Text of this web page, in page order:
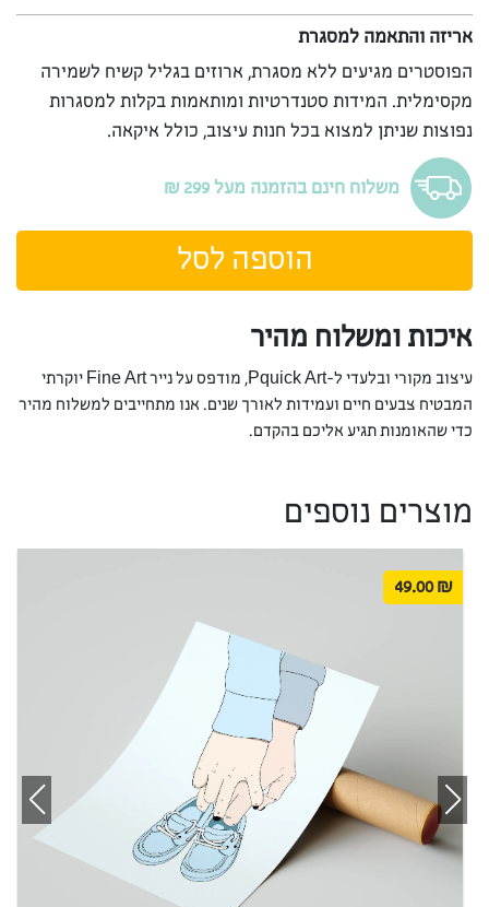
אריזה והתאמה למסגרת
הפוסטרים מגיעים ללא מסגרת, ארוזים בגליל קשיח לשמירה
מקסימלית. המידות סטנדרטיות ומותאמות בקלות למסגרות
נפוצות שניתן למצוא בכל חנות עיצוב, כולל איקאה.
משלוח חינם בהזמנה מעל 299 ₪
הוספה לסל
איכות ומשלוח מהיר
עיצוב מקורי ובלעדי ל-Pquick Art, מודפס על נייר Fine Art יוקרתי
המבטיח צבעים חיים ועמידות לאורך שנים. אנו מתחייבים למשלוח מהיר
כדי שהאומנות תגיע אליכם בהקדם.
מוצרים נוספים
₪
49.00